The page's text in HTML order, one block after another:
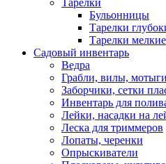
Тарелки
Бульонницы
Тарелки
Тарелки мелкие
Садовый инвентарь
Ведра
Грабли, вилы,
Заборчики, сетки
Инвентарь для
Лейки, насадки на
Леска для триммеров
Лопаты, черенки
Опрыскиватели